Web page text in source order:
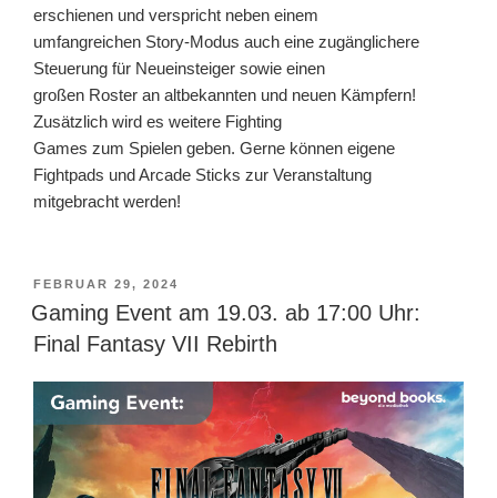
erschienen und verspricht neben einem
umfangreichen Story-Modus auch eine zugänglichere
Steuerung für Neueinsteiger sowie einen
großen Roster an altbekannten und neuen Kämpfern!
Zusätzlich wird es weitere Fighting
Games zum Spielen geben. Gerne können eigene
Fightpads und Arcade Sticks zur Veranstaltung
mitgebracht werden!
VERÖFFENTLICHT
AM
FEBRUAR 29, 2024
Gaming Event am 19.03. ab 17:00 Uhr:
Final Fantasy VII Rebirth